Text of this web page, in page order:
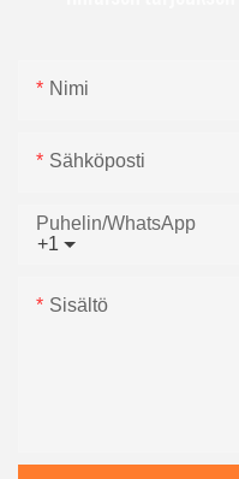
Nimi
Sähköposti
+1
Puhelin/WhatsApp
Sisältö